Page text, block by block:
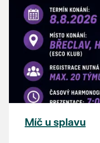
K tanci a poslechu
Lanžhotčané.
Těšíme se na Vás!
Míč u splavu